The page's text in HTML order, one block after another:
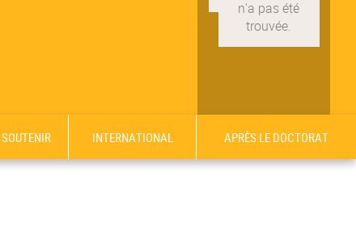
SOUTENIR INTERNATIONAL APRÈS LE DOCTORAT